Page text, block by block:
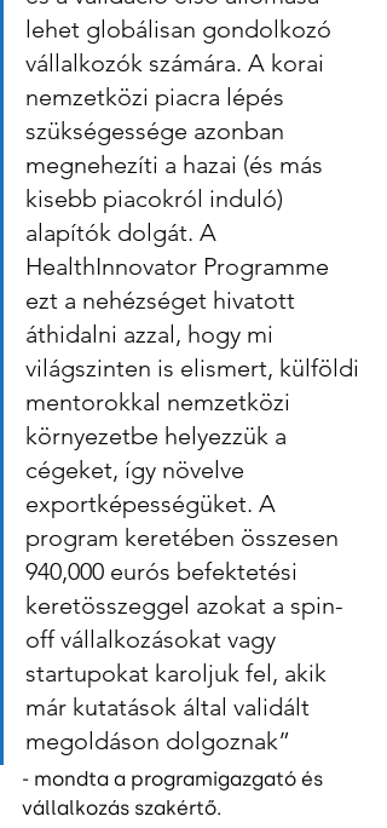
lehet globálisan gondolkozó
vállalkozók számára. A korai
nemzetközi piacra lépés
szükségessége azonban
megnehezíti a hazai (és más
kisebb piacokról induló)
alapítók dolgát. A
HealthInnovator Programme
ezt a nehézséget hivatott
áthidalni azzal, hogy mi
világszinten is elismert, külföldi
mentorokkal nemzetközi
környezetbe helyezzük a
cégeket, így növelve
exportképességüket. A
program keretében összesen
940,000 eurós befektetési
keretösszeggel azokat a spin-
off vállalkozásokat vagy
startupokat karoljuk fel, akik
már kutatások által validált
megoldáson dolgoznak”
- mondta a programigazgató és
vállalkozás szakértő.